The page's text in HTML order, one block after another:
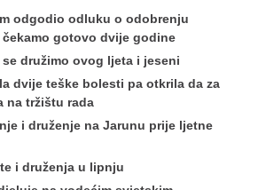
odgodio odluku o odobrenju
gotovo dvije godine
družimo ovog ljeta i jeseni
dvije teške bolesti pa otkrila da za
na tržištu rada
i druženje na Jarunu prije ljetne
i druženja u lipnju